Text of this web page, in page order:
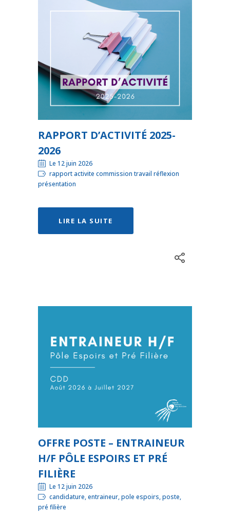
RAPPORT D’ACTIVITÉ 2025-
2026
Le 12 juin 2026
rapport activite commission travail réflexion
présentation
LIRE LA SUITE
OFFRE POSTE – ENTRAINEUR
H/F PÔLE ESPOIRS ET PRÉ
FILIÈRE
Le 12 juin 2026
candidature, entraineur, pole espoirs, poste,
pré filière